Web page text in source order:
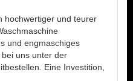
hochwertiger und teurer
und engmaschiges
uns unter der
Eine Investition,